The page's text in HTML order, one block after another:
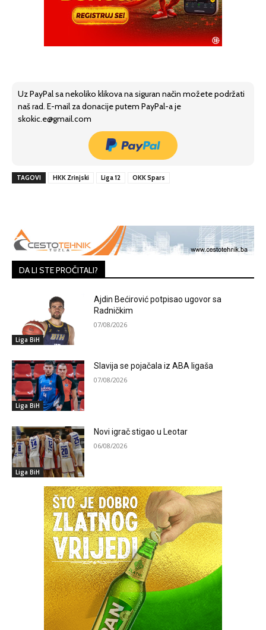
Uz PayPal sa nekoliko klikova na siguran način možete podržati
naš rad. E-mail za donacije putem PayPal-a je
skokic.e@gmail.com
TAGOVI HKK Zrinjski Liga 12 OKK Spars
DA LI STE PROČITALI?
Liga BiH
Ajdin Bećirović potpisao ugovor sa
Radničkim
07/08/2026
Liga BiH
Slavija se pojačala iz ABA ligaša
07/08/2026
Liga BiH
Novi igrač stigao u Leotar
06/08/2026